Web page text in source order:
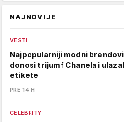
NAJNOVIJE
VESTI
Najpopularniji modni
donosi trijumf Chanela i
etikete
PRE 14 H
CELEBRITY